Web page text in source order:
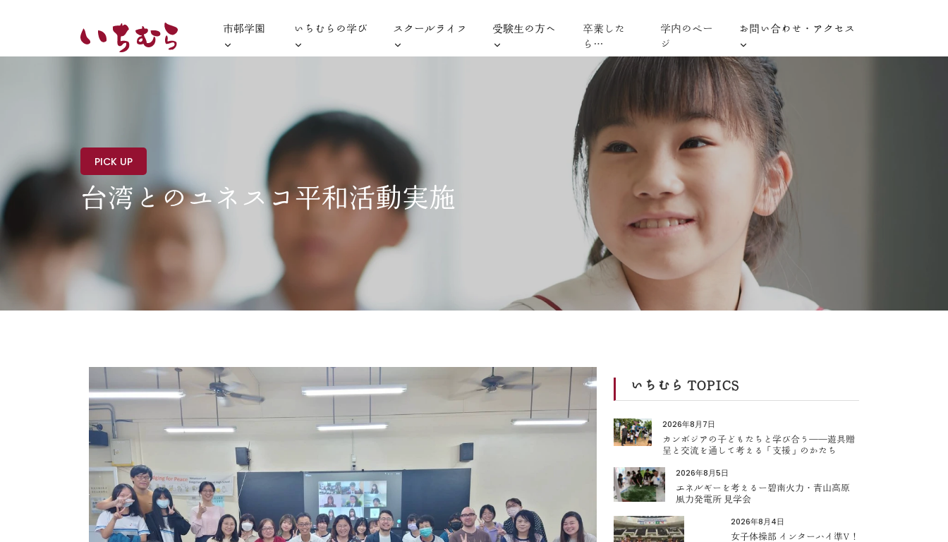
市邨学園 いちむらの学び スクールライフ 受験生の方へ
卒業した
ら…
学内のペー
ジ
お問い合わせ・アクセス
PICK UP
台湾とのユネスコ平和活動実施
いちむら TOPICS
2026年8月7日
カンボジアの子どもたちと学び合う――遊具贈
呈と交流を通して考える「支援」のかたち
2026年8月5日
エネルギーを考えるー碧南火力・青山高原
風力発電所 見学会
2026年8月4日
女子体操部 インターハイ準V！